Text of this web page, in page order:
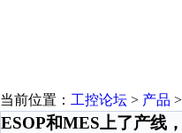
当前位置： 工控论坛 > 产品 >
ESOP和MES上了产线